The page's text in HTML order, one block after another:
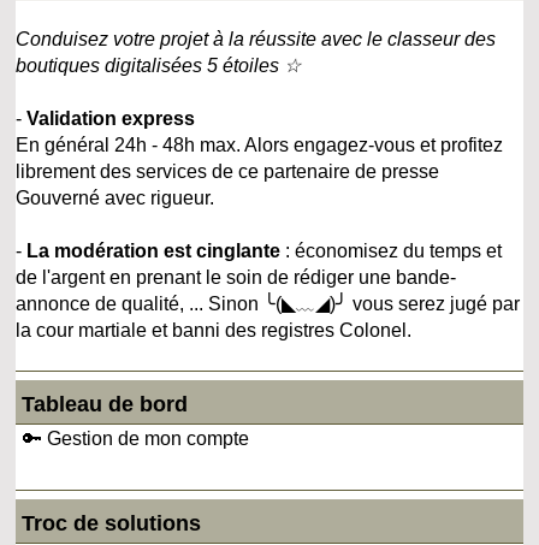
Conduisez votre projet à la réussite avec le classeur des
boutiques digitalisées 5 étoiles ☆
-Validation express
En général 24h - 48h max. Alors engagez-vous et profitez
librement des services de ce partenaire de presse
Gouverné avec rigueur.
- La modération est cinglante : économisez du temps et
de l'argent en prenant le soin de rédiger une bande-
annonce de qualité, ... Sinon ╰(◣﹏◢)╯ vous serez jugé par
la cour martiale et banni des registres Colonel.
Tableau de bord
🔑 Gestion de mon compte
Troc de solutions